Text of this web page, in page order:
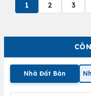
Nhà Đất Bán
1 2 3